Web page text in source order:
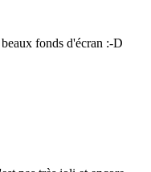
fonds d'écran :-D